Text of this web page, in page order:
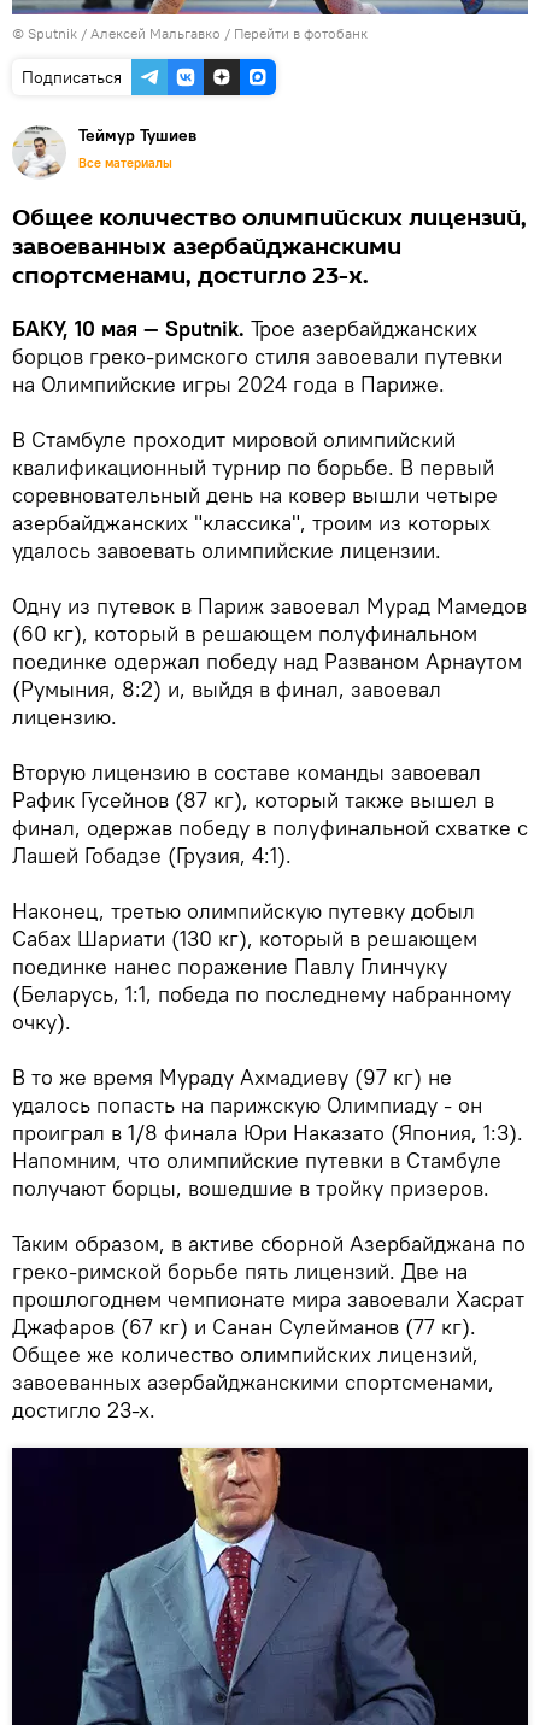
© Sputnik / Алексей Мальгавко / Перейти в фотобанк
Подписаться
Теймур Тушиев
Все материалы
Общее количество олимпийских лицензий,
завоеванных азербайджанскими
спортсменами, достигло 23-х.
БАКУ, 10 мая — Sputnik. Трое азербайджанских
борцов греко-римского стиля завоевали путевки
на Олимпийские игры 2024 года в Париже.
В Стамбуле проходит мировой олимпийский
квалификационный турнир по борьбе. В первый
соревновательный день на ковер вышли четыре
азербайджанских "классика", троим из которых
удалось завоевать олимпийские лицензии.
Одну из путевок в Париж завоевал Мурад Мамедов
(60 кг), который в решающем полуфинальном
поединке одержал победу над Разваном Арнаутом
(Румыния, 8:2) и, выйдя в финал, завоевал
лицензию.
Вторую лицензию в составе команды завоевал
Рафик Гусейнов (87 кг), который также вышел в
финал, одержав победу в полуфинальной схватке с
Лашей Гобадзе (Грузия, 4:1).
Наконец, третью олимпийскую путевку добыл
Сабах Шариати (130 кг), который в решающем
поединке нанес поражение Павлу Глинчуку
(Беларусь, 1:1, победа по последнему набранному
очку).
В то же время Мураду Ахмадиеву (97 кг) не
удалось попасть на парижскую Олимпиаду - он
проиграл в 1/8 финала Юри Наказато (Япония, 1:3).
Напомним, что олимпийские путевки в Стамбуле
получают борцы, вошедшие в тройку призеров.
Таким образом, в активе сборной Азербайджана по
греко-римской борьбе пять лицензий. Две на
прошлогоднем чемпионате мира завоевали Хасрат
Джафаров (67 кг) и Санан Сулейманов (77 кг).
Общее же количество олимпийских лицензий,
завоеванных азербайджанскими спортсменами,
достигло 23-х.